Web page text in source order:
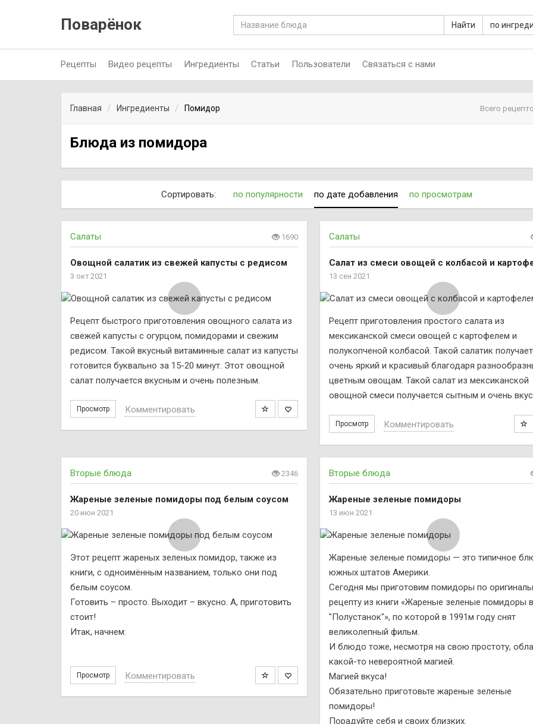
Поварёнок Найти по
Рецепты Видео рецепты Ингредиенты Статьи Пользователи Связаться с нами
Главная Ингредиенты Помидор Всего
Блюда из помидора
Сортировать: по популярности по дате добавления по просмотрам
Салаты 1690
Овощной салатик из свежей капусты с редисом
3 окт 2021
Рецепт быстрого приготовления овощного салата из
свежей капусты с огурцом, помидорами и свежим
редисом. Такой вкусный витаминные салат из капусты
готовится буквально за 15-20 минут. Этот овощной
салат получается вкусным и очень полезным.
Просмотр Комментировать
Салаты
Салат из смеси овощей с колбасой и
13 сен 2021
Рецепт приготовления простого салата из
мексиканской смеси овощей с картофелем и
полукопченой колбасой. Такой салатик
очень яркий и красивый благодаря
цветным овощам. Такой салат из мексиканской
овощной смеси получается сытным и очень
Просмотр Комментировать
Вторые блюда 2346
Жареные зеленые помидоры под белым соусом
20 июн 2021
Этот рецепт жареных зеленых помидор, также из
книги, с одноимённым названием, только они под
белым соусом.
Готовить – просто. Выходит – вкусно. А, приготовить
стоит!
Итак, начнем:
Просмотр Комментировать
Вторые блюда
Жареные зеленые помидоры
13 июн 2021
Жареные зеленые помидоры — это типичное
южных штатов Америки.
Сегодня мы приготовим помидоры по
рецепту из книги «Жареные зеленые помидоры
"Полустанок"», по которой в 1991м году снят
великолепный фильм.
И блюдо тоже, несмотря на свою простоту,
какой-то невероятной магией.
Магией вкуса!
Обязательно приготовьте жареные зеленые
помидоры!
Порадуйте себя и своих близких.